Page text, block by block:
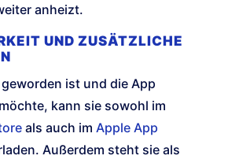
anheizt.
UND ZUSÄTZLICHE
ist und die App
kann sie sowohl im
als auch im Apple App
Außerdem steht sie als